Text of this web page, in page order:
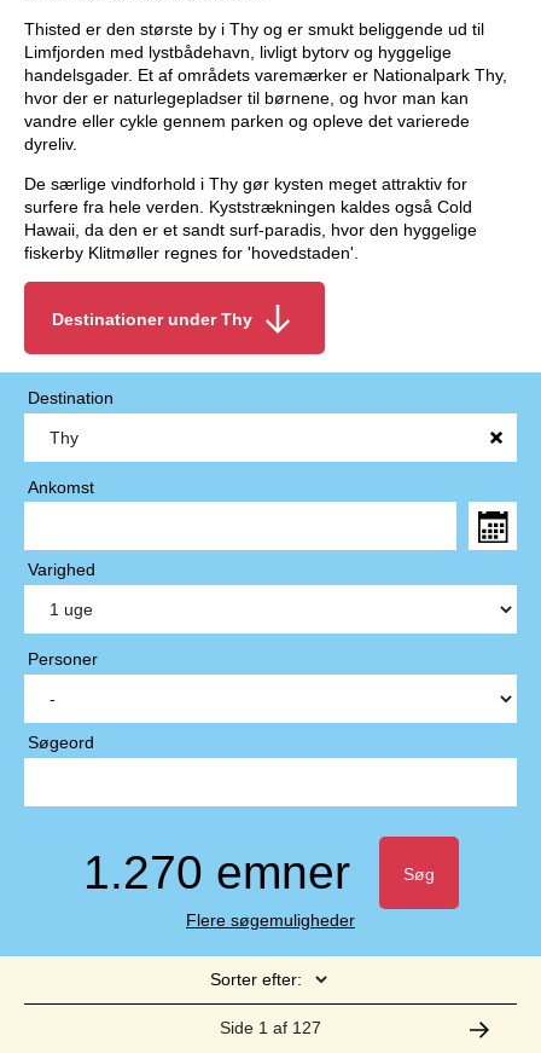
Thisted er den største by i Thy og er smukt beliggende ud til
Limfjorden med lystbådehavn, livligt bytorv og hyggelige
handelsgader. Et af områdets varemærker er Nationalpark Thy,
hvor der er naturlegepladser til børnene, og hvor man kan
vandre eller cykle gennem parken og opleve det varierede
dyreliv.
De særlige vindforhold i Thy gør kysten meget attraktiv for
surfere fra hele verden. Kyststrækningen kaldes også Cold
Hawaii, da den er et sandt surf-paradis, hvor den hyggelige
fiskerby Klitmøller regnes for 'hovedstaden'.
Destinationer under Thy
Destination
Ankomst
Varighed
Personer
Søgeord
1.270 emner Søg
Flere søgemuligheder
Sorter efter:
Side 1 af 127